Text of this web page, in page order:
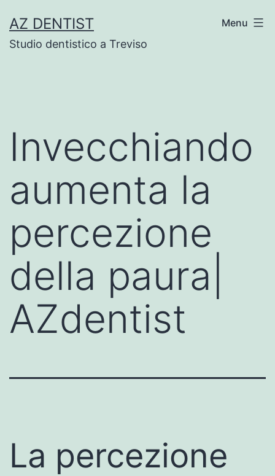
to
content
AZ DENTIST
Studio dentistico a Treviso
Menu
Invecchiando
aumenta la
percezione
della paura|
AZdentist
La percezione